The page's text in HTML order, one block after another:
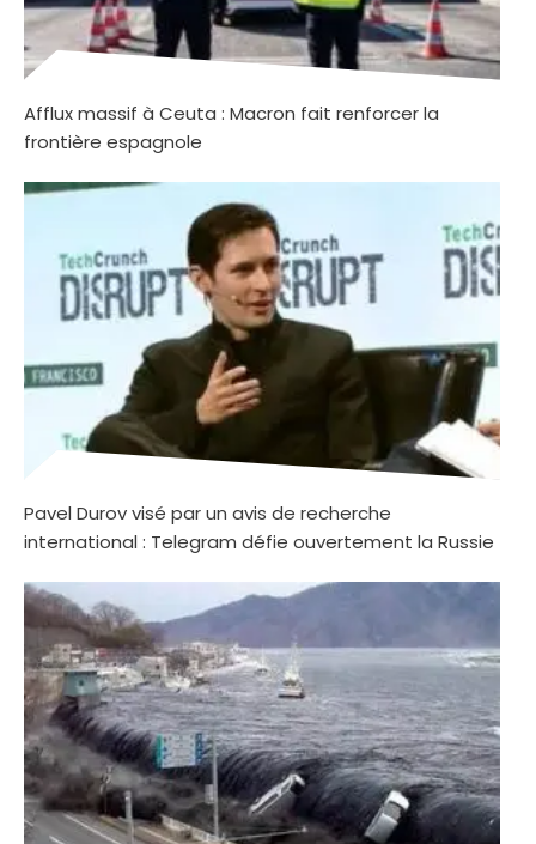
Afflux massif à Ceuta : Macron fait renforcer la
frontière espagnole
Pavel Durov visé par un avis de recherche
international : Telegram défie ouvertement la Russie